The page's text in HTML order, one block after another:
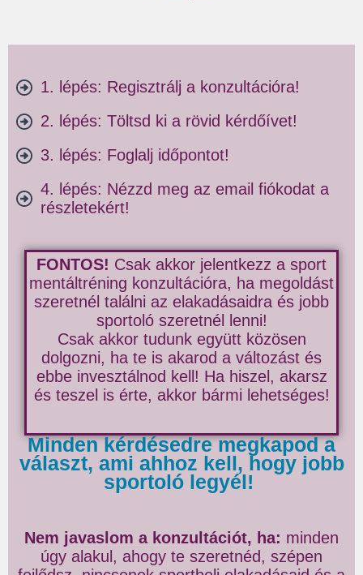
1. lépés: Regisztrálj a konzultációra!
2. lépés: Töltsd ki a rövid kérdőívet!
3. lépés: Foglalj időpontot!
4. lépés: Nézzd meg az email fiókodat a
részletekért!
FONTOS! Csak akkor jelentkezz a sport
mentáltréning konzultációra, ha megoldást
szeretnél találni az elakadásaidra és jobb
sportoló szeretnél lenni!
Csak akkor tudunk együtt közösen
dolgozni, ha te is akarod a változást és
ebbe invesztálnod kell! Ha hiszel, akarsz
és teszel is érte, akkor bármi lehetséges!
Minden kérdésedre megkapod a
választ, ami ahhoz kell, hogy jobb
sportoló legyél!
Nem javaslom a konzultációt, ha: minden
úgy alakul, ahogy te szeretnéd, szépen